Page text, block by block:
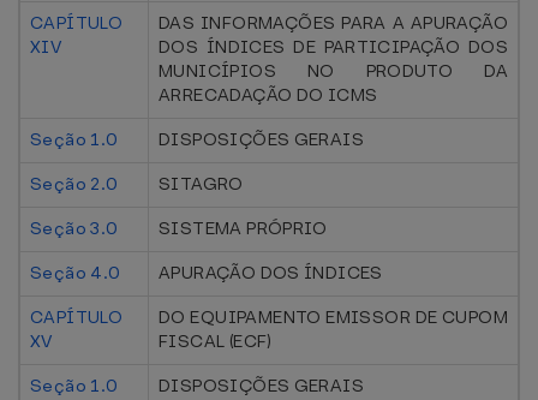
CAPÍTULO
XIV
DAS INFORMAÇÕES PARA A APURAÇÃO
DOS ÍNDICES DE PARTICIPAÇÃO DOS
MUNICÍPIOS NO PRODUTO DA
ARRECADAÇÃO DO ICMS
Seção 1.0
DISPOSIÇÕES GERAIS
Seção 2.0
SITAGRO
Seção 3.0
SISTEMA PRÓPRIO
Seção 4.0
APURAÇÃO DOS ÍNDICES
CAPÍTULO
XV
DO EQUIPAMENTO EMISSOR DE CUPOM
FISCAL (ECF)
Seção 1.0
DISPOSIÇÕES GERAIS